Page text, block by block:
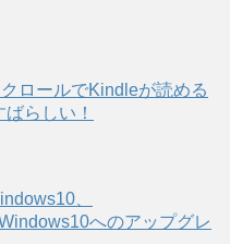
クロールでKindleが読める
らしい！
、
へのアップグレ